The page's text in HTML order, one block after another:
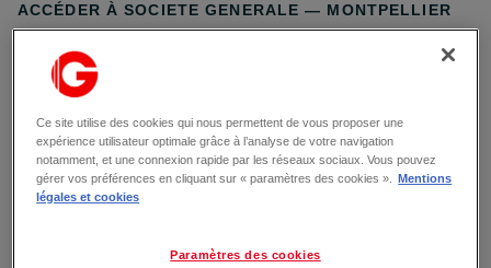
ACCÉDER À SOCIETE GENERALE — MONTPELLIER
Ce site utilise des cookies qui nous permettent de vous proposer une
expérience utilisateur optimale grâce à l’analyse de votre navigation
notamment, et une connexion rapide par les réseaux sociaux. Vous pouvez
gérer vos préférences en cliquant sur « paramètres des cookies ».
Mentions
légales et cookies
Paramètres des cookies